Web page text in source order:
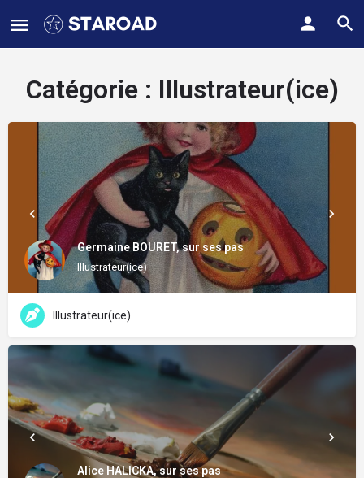
Catégorie : Illustrateur(ice)
Germaine BOURET, sur ses pas
Illustrateur(ice)
Illustrateur(ice)
Alice HALICKA, sur ses pas